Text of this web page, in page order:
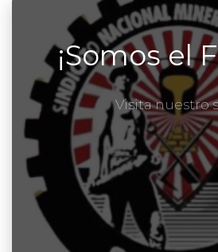
¡Somos el
Visita nuestro